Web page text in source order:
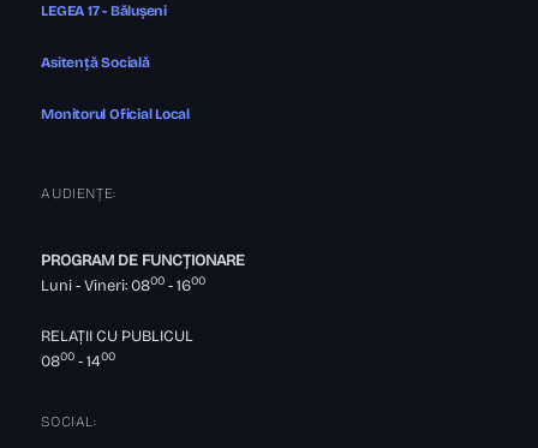
LEGEA 17 - Bălușeni
Asitență Socială
Monitorul Oficial Local
AUDIENȚE:
PROGRAM DE FUNCȚIONARE
Luni - Vineri: 0800 - 1600
RELAȚII CU PUBLICUL
0800 - 1400
SOCIAL: